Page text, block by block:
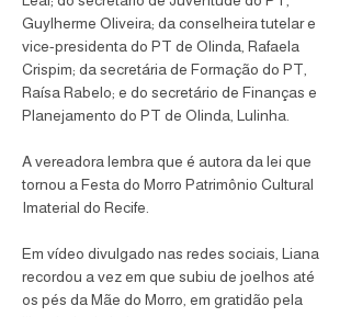
Guylherme Oliveira; da conselheira tutelar e
vice-presidenta do PT de Olinda, Rafaela
Crispim; da secretária de Formação do PT,
Raísa Rabelo; e do secretário de Finanças e
Planejamento do PT de Olinda, Lulinha.
A vereadora lembra que é autora da lei que
tornou a Festa do Morro Patrimônio Cultural
Imaterial do Recife.
Em vídeo divulgado nas redes sociais, Liana
recordou a vez em que subiu de joelhos até
os pés da Mãe do Morro, em gratidão pela